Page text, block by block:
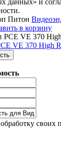
в корзину
VE 370 High
своих